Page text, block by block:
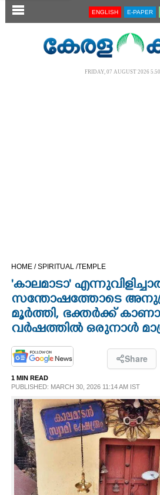
SECTIONS
OPINION
LIFESTYLE
SPIRITUAL
INFO+
ART
ENGLISH E-PAPER
FRIDAY, 07 AUGUST 2026
HOME /SPIRITUAL /TEMPLE
'കാലമാടാ'
സന്തോഷത്തോടെ
മൂർത്തി, ഭക്തർ‌ക്ക്‌
വർഷത്തിൽ ഒരുനാൾ
Share
1 MIN READ
PUBLISHED: MARCH 30, 2026 11:14 AM IST